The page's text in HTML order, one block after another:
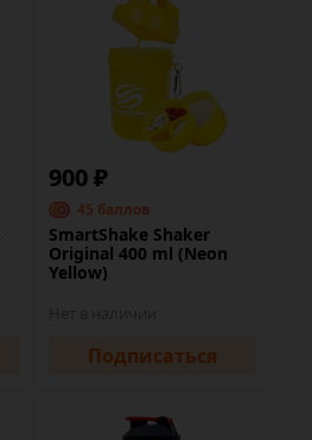
900 ₽
45 баллов
SmartShake Shaker
Original 400 ml (Neon
Yellow)
Подписаться